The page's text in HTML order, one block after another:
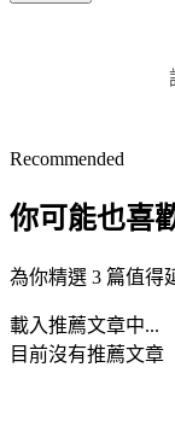
Recommended
你可能也喜
為你精選 3 篇值得
載入推薦文章中...
目前沒有推薦文章